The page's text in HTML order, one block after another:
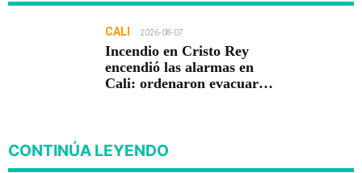
CALI 2026-08-07
Incendio en Cristo Rey
encendió las alarmas en
Cali: ordenaron evacuar
CONTINÚA LEYENDO